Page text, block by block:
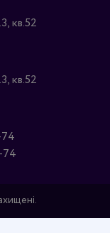
кв.52
кв.52
74